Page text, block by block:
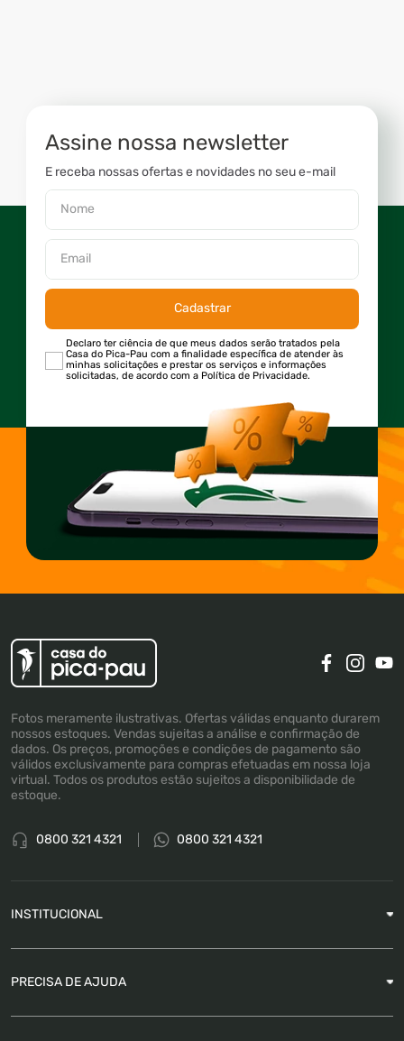
Assine nossa newsletter
E receba nossas ofertas e novidades no seu e-mail
Cadastrar
Declaro ter ciência de que meus dados serão tratados pela
Casa do Pica-Pau com a finalidade específica de atender às
minhas solicitações e prestar os serviços e informações
solicitadas, de acordo com a Política de Privacidade.
Fotos meramente ilustrativas. Ofertas válidas enquanto durarem
nossos estoques. Vendas sujeitas a análise e confirmação de
dados. Os preços, promoções e condições de pagamento são
válidos exclusivamente para compras efetuadas em nossa loja
virtual. Todos os produtos estão sujeitos a disponibilidade de
estoque.
0800 321 4321 0800 321 4321
INSTITUCIONAL
PRECISA DE AJUDA